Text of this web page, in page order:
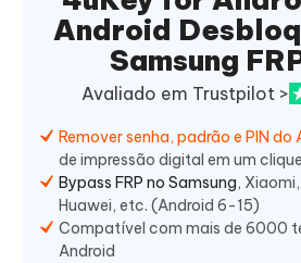
Android
Samsung
Avaliado em Trustpilot >
Remover senha, padrão e PIN do
de impressão digital em um clique
Bypass FRP no Samsung,
Huawei, etc. (Android 6-15)
Compatível com mais de 6000
Android